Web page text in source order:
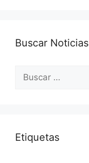
Buscar Noticias
Etiquetas